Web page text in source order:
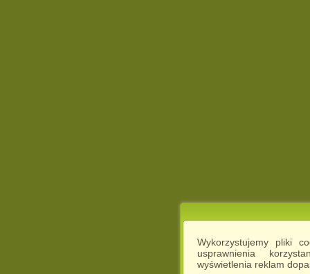
Wykorzystujemy pliki
usprawnienia
wyświetlenia reklam